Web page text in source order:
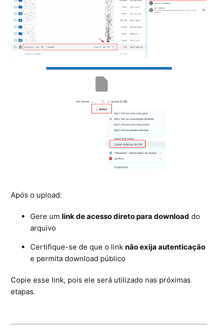
Após o upload:
Gere umlink de acesso direto para download do
arquivo
Certifique-se de que o linknão exija autenticação
e permita download público
Copie esse link, pois ele será utilizado nas próximas
etapas.